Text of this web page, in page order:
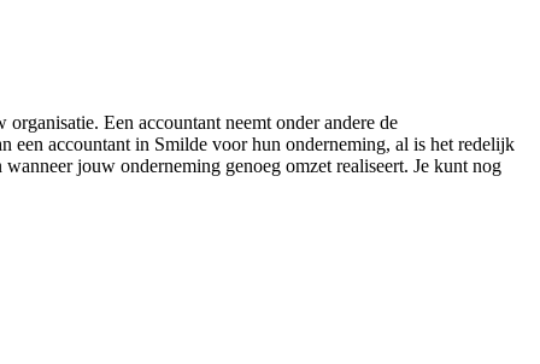
Een accountant neemt onder andere de
een accountant in Smilde voor hun onderneming, al is het redelijk
jouw onderneming genoeg omzet realiseert. Je kunt nog